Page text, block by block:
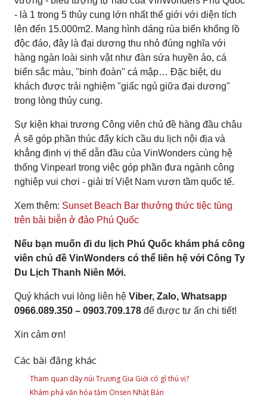
- là 1 trong 5 thủy cung lớn nhất thế giới với diện tích
lên đến 15.000m2. Mang hình dáng rùa biển khổng lồ
độc đáo, đây là đại dương thu nhỏ đúng nghĩa với
hàng ngàn loài sinh vật như đàn sứa huyền ảo, cá
biển sắc màu, "binh đoàn" cá mập… Đặc biệt, du
khách được trải nghiệm "giấc ngủ giữa đại dương"
trong lòng thủy cung.
Sự kiện khai trương Công viên chủ đề hàng đầu châu
Á sẽ góp phần thúc đẩy kích cầu du lịch nội địa và
khẳng định vị thế dẫn đầu của VinWonders cùng hệ
thống Vinpearl trong việc góp phần đưa ngành công
nghiệp vui chơi - giải trí Việt Nam vươn tầm quốc tế.
Xem thêm: Sunset Beach Bar thưởng thức tiệc tùng
trên bải biễn ở đảo Phú Quốc
Nếu bạn muốn đi du lịch Phú Quốc khám phá công
viên chủ đề VinWonders có thể liên hệ với Công Ty
Du Lịch Thanh Niên Mới.
Quý khách vui lòng liên hệ Viber, Zalo, Whatsapp
0966.089.350 – 0903.709.178 để được tư ấn chi tiết!
Xin cảm ơn!
Các bài đăng khác
Tham quan dãy núi Trương Gia Giới có gì thú vị?
Khám phá văn hóa tắm Onsen Nhật Bản